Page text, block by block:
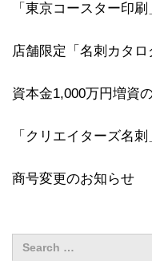
「東京コースター印
店舗限定「名刺カタロ
資本金1,000万円増資
「クリエイターズ名
商号変更のお知らせ